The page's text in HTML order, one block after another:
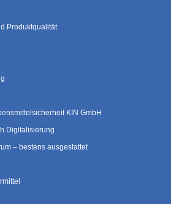
Produktqualität
KIN GmbH
Digitalisierung
– bestens ausgestattet